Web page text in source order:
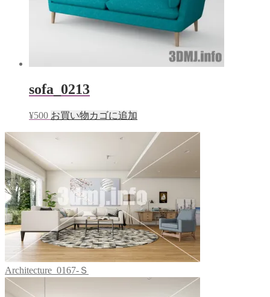
sofa_0213
¥500 お買い物カゴに追加
Architecture_0167-Ｓ